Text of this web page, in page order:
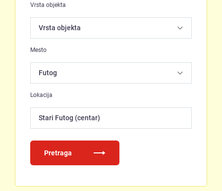
Vrsta objekta
Mesto
Lokacija
Stari Futog (centar)
Pretraga